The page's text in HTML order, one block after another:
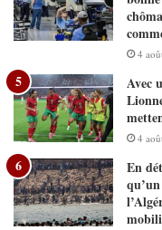
4
Avec
4
En